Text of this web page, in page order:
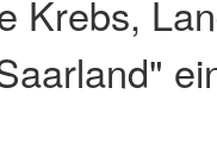
Krebs,